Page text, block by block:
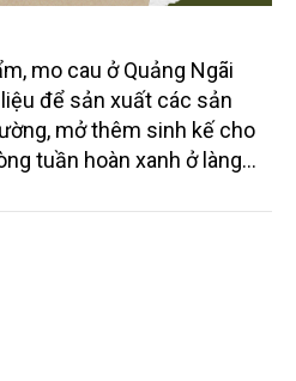
mo cau ở Quảng Ngãi
để sản xuất các sản
mở thêm sinh kế cho
tuần hoàn xanh ở làng
được thị trường trong nước